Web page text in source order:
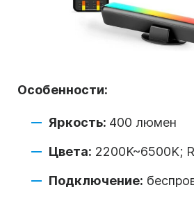
Особенности:
Яркость: 400 люмен
Цвета: 2200K~6500K;
Подключение: